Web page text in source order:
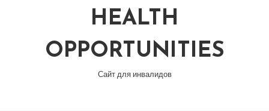
HEALTH
OPPORTUNITIES
Сайт для инвалидов